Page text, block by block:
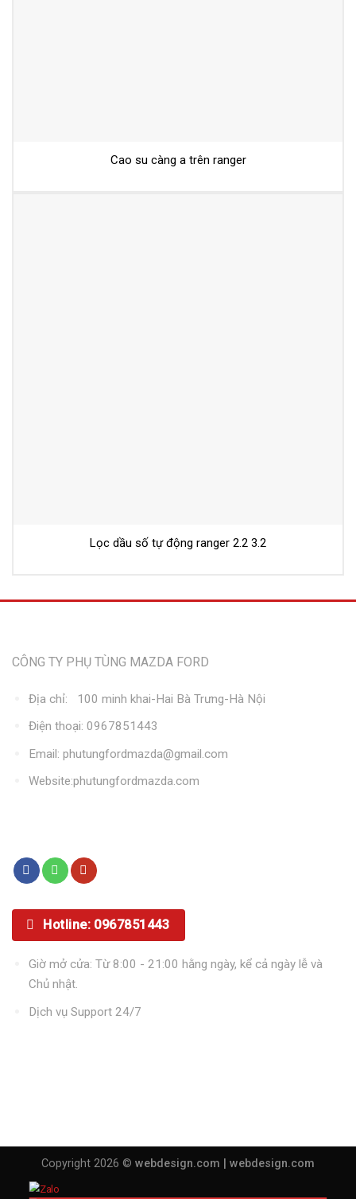
Cao su càng a trên ranger
Lọc dầu số tự động ranger 2.2 3.2
CÔNG TY PHỤ TÙNG MAZDA FORD
Địa chỉ: 100 minh khai-Hai Bà Trưng-Hà Nội
Điện thoại: 0967851443
Email: phutungfordmazda@gmail.com
Website:phutungfordmazda.com
Hotline: 0967851443
Giờ mở cửa: Từ 8:00 - 21:00 hằng ngày, kể cả ngày lễ và
Chủ nhật.
Dịch vụ Support 24/7
Copyright 2026 © webdesign.com | webdesign.com